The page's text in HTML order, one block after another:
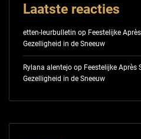
Laatste reacties
etten-leurbulletin op Feestelijke
Gezelligheid in de Sneeuw
Rylana alentejoop Feestelijke Après
Gezelligheid in de Sneeuw